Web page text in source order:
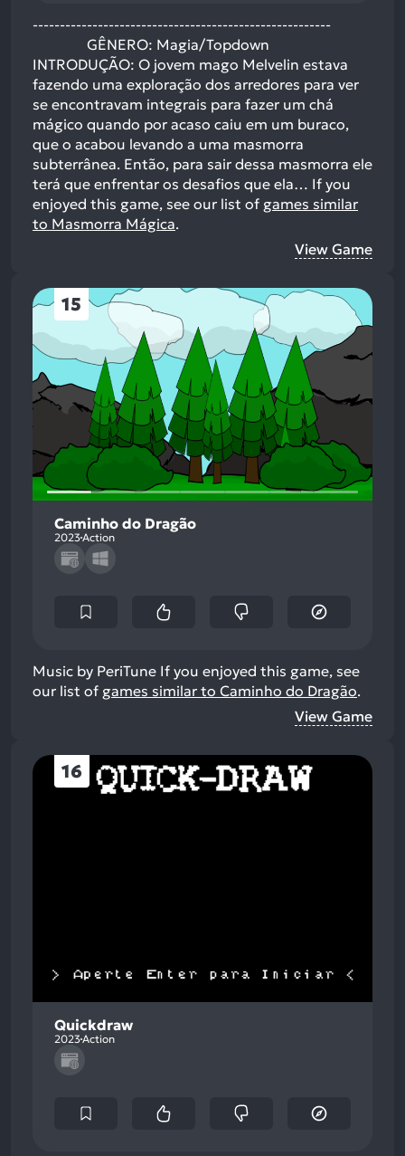
-------------------------------------------------------
GÊNERO: Magia/Topdown
INTRODUÇÃO: O jovem mago Melvelin estava
fazendo uma exploração dos arredores para ver
se encontravam integrais para fazer um chá
mágico quando por acaso caiu em um buraco,
que o acabou levando a uma masmorra
subterrânea. Então, para sair dessa masmorra ele
terá que enfrentar os desafios que ela… If you
enjoyed this game, see our list of games similar
to Masmorra Mágica.
View Game
15
Caminho do Dragão
2023Action
Music by PeriTune If you enjoyed this game, see
our list of games similar to Caminho do Dragão.
View Game
16
Quickdraw
2023Action